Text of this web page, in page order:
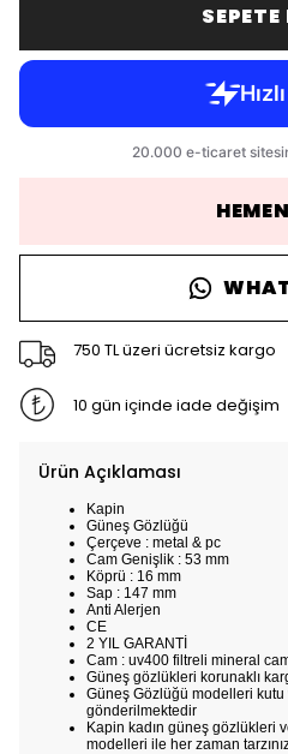
SEPETE
750 TL üzeri ücretsiz kargo
10 gün içinde iade değişim
Ürün Açıklaması
Kapin
Güneş Gözlüğü
Çerçeve : metal & pc
Cam Genişlik : 53 mm
Köprü : 16 mm
Sap : 147 mm
Anti Alerjen
CE
2 YIL GARANTİ
Cam : uv400 filtreli mineral
Güneş gözlükleri korunaklı
Güneş Gözlüğü modelleri
gönderilmektedir
Kapin kadın güneş gözlükleri
modelleri ile her zaman